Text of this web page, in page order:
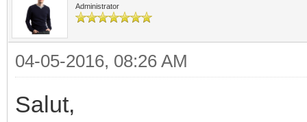
Administrator
04-05-2016, 08:26 AM
Salut,